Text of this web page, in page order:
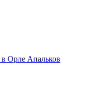
Орле Апальков